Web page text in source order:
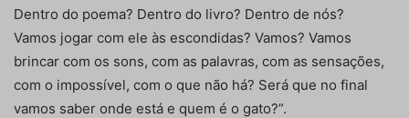
Dentro do poema? Dentro do livro? Dentro de nós?
Vamos jogar com ele às escondidas? Vamos? Vamos
brincar com os sons, com as palavras, com as sensações,
com o impossível, com o que não há? Será que no final
vamos saber onde está e quem é o gato?”.